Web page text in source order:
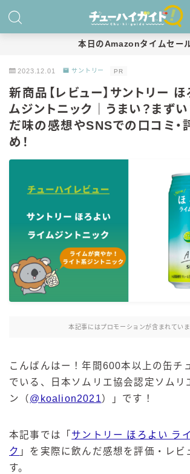
特集！
キリン
氷結
氷結 無糖
氷結 ストロング
麒麟特製サワー
麒麟 発酵サワー
麹レモンサワー
サントリー
ー196℃ ストロングゼロ
ー196℃ 瞬間凍結
CRAFT－196℃
こだわり酒場
本日のAmazonタイムセー
2023.12.01 サントリー PR
新商品【レビュー】サントリー
ムジントニック｜うまい？まず
だ味の感想やSNSでの口コミ・
め！
本記事にはプロモーションが含まれていま
こんばんはー！年間600本以上の缶チ
でいる、日本ソムリエ協会認定ソムリ
ン（ @koalion2021）」です！
本記事では「 サントリー ほろよい ラ
ク 」を実際に飲んだ感想を評価・レビ
す。